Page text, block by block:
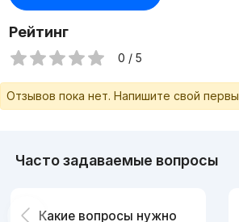
Квартиры продаются без ремонта в
Инфраструктура:
Рейтинг
0 / 5
Отзывов пока нет. Напишите свой
Часто задаваемые вопросы
Какие вопросы нужно